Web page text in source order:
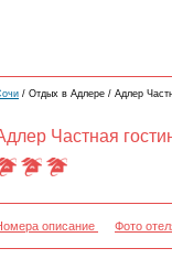
/ Отдых в Адлере / Адлер
Частная
описание Фото